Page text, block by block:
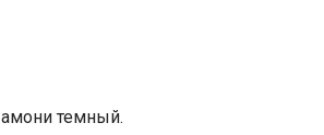
темный.